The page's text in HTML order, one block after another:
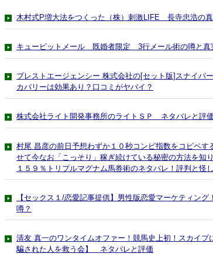
木村式P増大法をつくった（株）刺激LIFE 長寺忠浩の
キュービットメール 既婚者限定 3行メール術の噂と真
プレストエージェンシー 株式会社の[セット版]スナイパ
カバリーは効果あり？口コミがヤバイ？
株式会社ライト開発事務所のライトＳＰ ネタバレと評価
村尾 昌彦の前日予想わずか１０秒コンピ指数をコピペす
せて今なお「こっそり」稼ぎ続けている秘密の方法を知
１５９％トリプルマグナム馬券術のネタバレ！評判と怪
【セックス１/恋愛記事提供】男性版恋愛マーケティン
噂？
清友 真一のワンタイムオファー！競馬史上初！スカイ
騙された人を救う会】 ネタバレと評価